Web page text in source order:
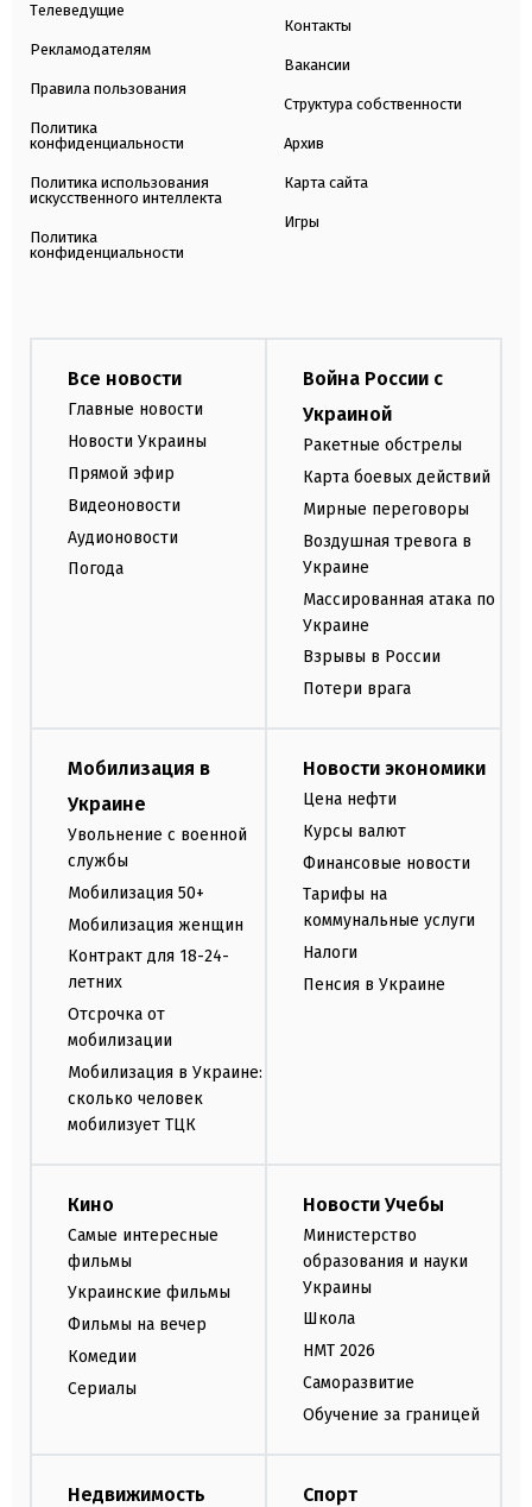
Телеведущие
Рекламодателям
Правила пользования
Политика
конфиденциальности
Политика использования
искусственного интеллекта
Политика
конфиденциальности
Контакты
Вакансии
Структура собственности
Архив
Карта сайта
Игры
Все новости
Главные новости
Новости Украины
Прямой эфир
Видеоновости
Аудионовости
Погода
Война России с
Украиной
Ракетные обстрелы
Карта боевых действий
Мирные переговоры
Воздушная тревога в
Украине
Массированная атака по
Украине
Взрывы в России
Потери врага
Мобилизация в
Украине
Увольнение с военной
службы
Мобилизация 50+
Мобилизация женщин
Контракт для 18-24-
летних
Отсрочка от
мобилизации
Мобилизация в Украине:
сколько человек
мобилизует ТЦК
Новости экономики
Цена нефти
Курсы валют
Финансовые новости
Тарифы на
коммунальные услуги
Налоги
Пенсия в Украине
Кино
Самые интересные
фильмы
Украинские фильмы
Фильмы на вечер
Комедии
Сериалы
Новости Учебы
Министерство
образования и науки
Украины
Школа
НМТ 2026
Саморазвитие
Обучение за границей
Недвижимость Спорт